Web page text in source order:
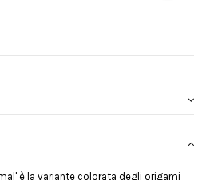
è la variante colorata degli origami